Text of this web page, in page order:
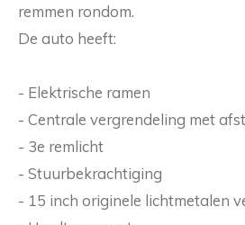
remmen rondom.
De auto heeft:
- Elektrische ramen
- Centrale vergrendeling met
- 3e remlicht
- Stuurbekrachtiging
- 15 inch originele lichtmetalen